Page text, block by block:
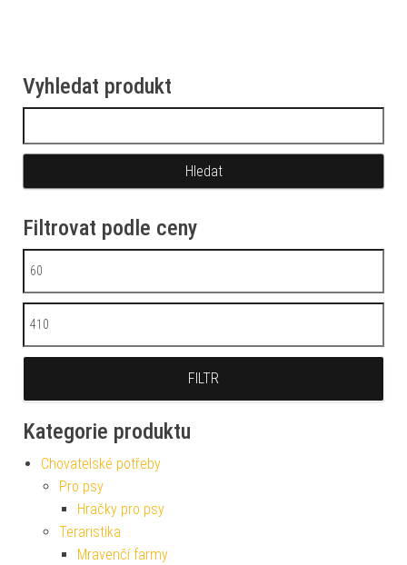
Vyhledat produkt
Filtrovat podle ceny
Minimální cena
Maximální cena
FILTR
Kategorie produktu
Chovatelské potřeby
Pro psy
Hračky pro psy
Teraristika
Mravenčí farmy